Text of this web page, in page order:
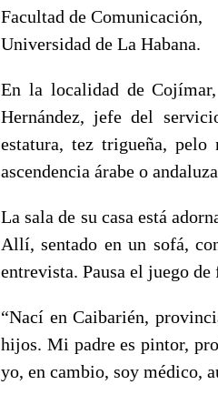
Facultad de Comunicación,
Universidad de La Habana.
En la localidad de
Hernández, jefe del
estatura, tez trigueña,
ascendencia árabe o
La sala de su casa está
Allí, sentado en un sofá,
entrevista. Pausa el juego
“Nací en Caibarién,
hijos. Mi padre es pintor,
yo, en cambio, soy médico,